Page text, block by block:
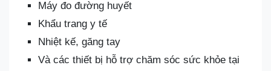
Máy đo đường huyết
Khẩu trang y tế
Nhiệt kế, găng tay
Và các thiết bị hỗ trợ chăm sóc sức khỏe tại